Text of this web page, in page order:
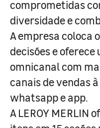
comprometidas
diversidade e
A empresa coloca
decisões e
omnicanal com
canais de vendas
whatsapp e app.
A LEROY MERLIN